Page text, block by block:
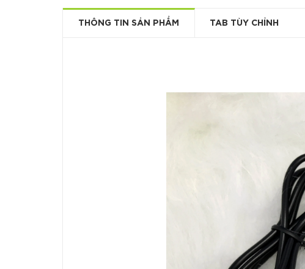
THÔNG TIN SẢN PHẨM TAB TÙY CHỈNH